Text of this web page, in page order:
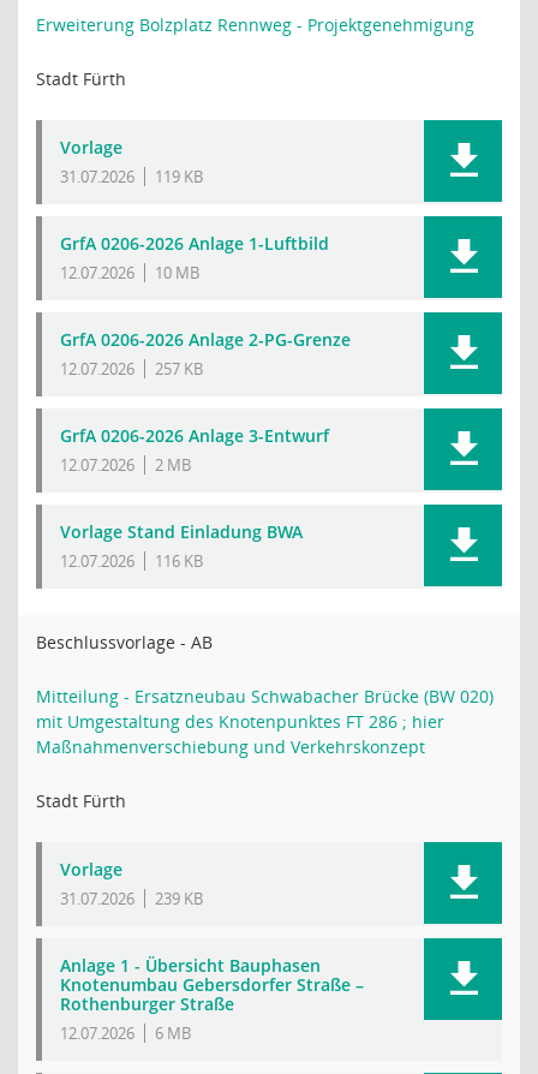
Erweiterung Bolzplatz Rennweg - Projektgenehmigung
Stadt Fürth
Vorlage
31.07.2026 119 KB
GrfA 0206-2026 Anlage 1-Luftbild
12.07.2026 10 MB
GrfA 0206-2026 Anlage 2-PG-Grenze
12.07.2026 257 KB
GrfA 0206-2026 Anlage 3-Entwurf
12.07.2026 2 MB
Vorlage Stand Einladung BWA
12.07.2026 116 KB
Beschlussvorlage - AB
Mitteilung - Ersatzneubau Schwabacher Brücke (BW 020)
mit Umgestaltung des Knotenpunktes FT 286 ; hier
Maßnahmenverschiebung und Verkehrskonzept
Stadt Fürth
Vorlage
31.07.2026 239 KB
Anlage 1 - Übersicht Bauphasen
Knotenumbau Gebersdorfer Straße –
Rothenburger Straße
12.07.2026 6 MB